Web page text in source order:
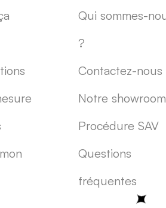
Qui sommes-
?
Contactez-nous
Notre showroom
Procédure SAV
Questions
fréquentes